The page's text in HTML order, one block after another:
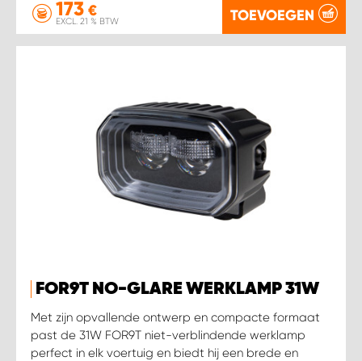
173 €
EXCL. 21 % BTW TOEVOEGEN
FOR9T NO-GLARE WERKLAMP 31W
Met zijn opvallende ontwerp en compacte formaat
past de 31W FOR9T niet-verblindende werklamp
perfect in elk voertuig en biedt hij een brede en